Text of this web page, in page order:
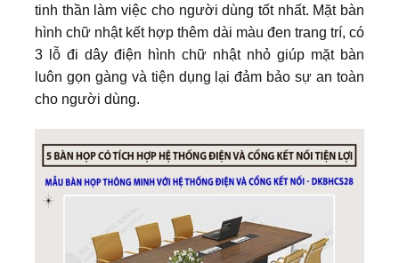
tinh thần làm việc cho người dùng tốt nhất. Mặt bàn
hình chữ nhật kết hợp thêm dài màu đen trang trí, có
3 lỗ đi dây điện hình chữ nhật nhỏ giúp mặt bàn
luôn gọn gàng và tiện dụng lại đảm bảo sự an toàn
cho người dùng.